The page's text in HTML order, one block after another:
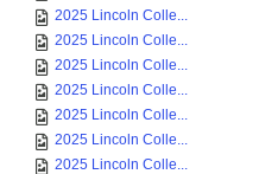
2025 Lincoln Colle...
2025 Lincoln Colle...
2025 Lincoln Colle...
2025 Lincoln Colle...
2025 Lincoln Colle...
2025 Lincoln Colle...
2025 Lincoln Colle...